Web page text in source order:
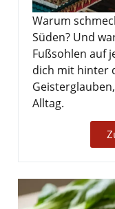
Warum
Süden? Und
Fußsohlen auf
dich mit hinter
Alltag.